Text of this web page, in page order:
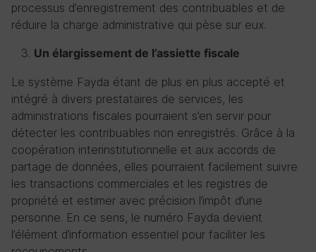
processus d’enregistrement des contribuables et de
réduire la charge administrative qui pèse sur eux.
Un élargissement de l’assiette fiscale
Le système Fayda étant de plus en plus accepté et
intégré à divers prestataires de services, les
administrations fiscales pourraient s’en servir pour
détecter les contribuables non enregistrés. Grâce à la
coopération interinstitutionnelle et aux accords de
partage de données, elles pourraient facilement suivre
les transactions commerciales et les registres de
propriété et estimer avec précision l’impôt d’une
personne. En ce sens, le numéro Fayda devient
l’élément d’information essentiel pour faciliter les